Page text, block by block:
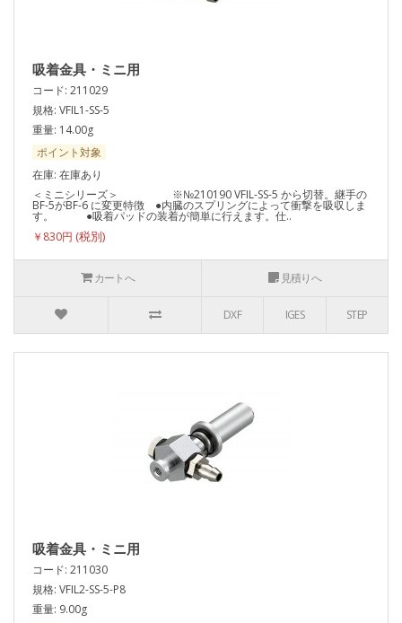
吸着金具・ミニ用
コード: 211029
規格: VFIL1-SS-5
重量: 14.00g
ポイント対象
在庫: 在庫あり
＜ミニシリーズ＞ ※№210190 VFIL-SS-5 から切替。継手の
BF-5がBF-6 に変更特徴 ●内臓のスプリングによって衝撃を吸収しま
す。 ●吸着パッドの装着が簡単に行えます。仕..
￥830円
カートへ 見積りへ
DXF IGES STEP
吸着金具・ミニ用
コード: 211030
規格: VFIL2-SS-5-P8
重量: 9.00g